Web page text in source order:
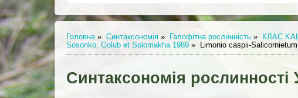
Головна » Синтаксономія » Галофітна рослинність » КЛАС
Sosonko, Golub et Solomakha 1989 » Limonio caspii-
Синтаксономія рослинності